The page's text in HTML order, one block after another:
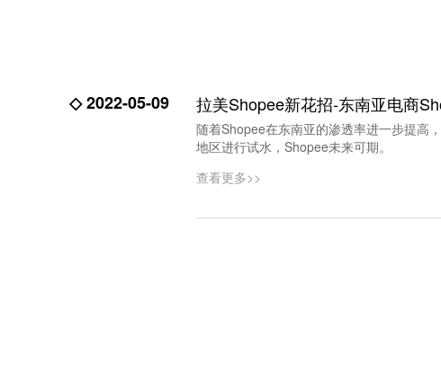
◇ 2022-05-09 拉美Shopee新花招-东南亚电商
随着Shopee在东南亚的渗透率进一步提高
地区进行试水，Shopee未来可期。
查看更多>>